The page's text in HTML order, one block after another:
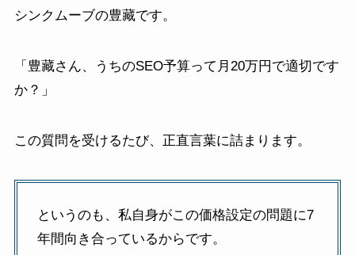
シンクムーブの豊藏です。
「豊藏さん、うちのSEO予算って月20万円で適切です
か？」
この質問を受けるたび、正直言葉に詰まります。
というのも、私自身がこの価格設定の問題に7
年間向き合っているからです。